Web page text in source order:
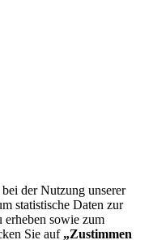
der Nutzung unserer
statistische Daten zur
sowie zum
Sie auf „Zustimmen